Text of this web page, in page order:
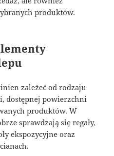
produktów.
zależeć od rodzaju
dostępnej powierzchni
produktów. W
sprawdzają się regały,
ekspozycyjne oraz